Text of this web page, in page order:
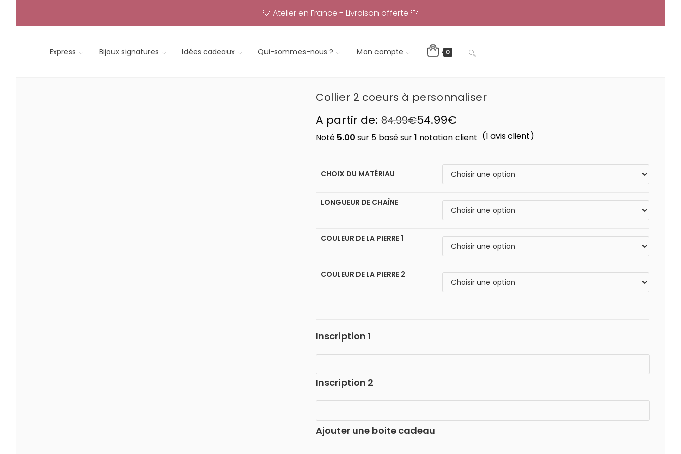
content
💛 Atelier en France - Livraison offerte 💛
Express Bijoux signatures Idées cadeaux Qui-sommes-nous ? Mon compte 0 Toggle
website
Collier 2 coeurs à personnaliser
A partir de:84.99€54.99€
Noté 5.00 sur 5 basé sur1 notation client (1 avis client)
CHOIX DU MATÉRIAU
LONGUEUR DE CHAÎNE
COULEUR DE LA PIERRE 1
COULEUR DE LA PIERRE 2
Inscription 1
Inscription 2
Ajouter une boite cadeau